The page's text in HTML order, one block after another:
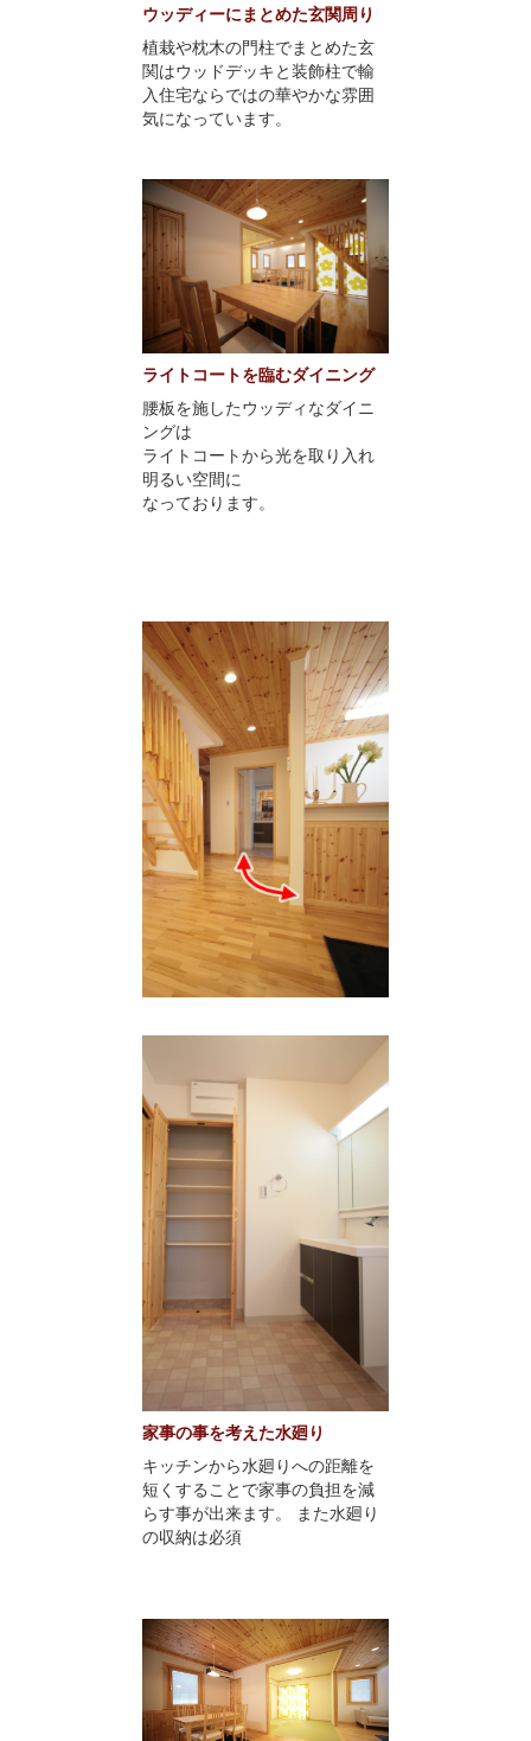
ウッディーにまとめた玄関周り
植栽や枕木の門柱でまとめた玄
関はウッドデッキと装飾柱で輸
入住宅ならではの華やかな雰囲
気になっています。
ライトコートを臨むダイニング
腰板を施したウッディなダイニ
ングは
ライトコートから光を取り入れ
明るい空間に
なっております。
家事の事を考えた水廻り
キッチンから水廻りへの距離を
短くすることで家事の負担を減
らす事が出来ます。 また水廻り
の収納は必須